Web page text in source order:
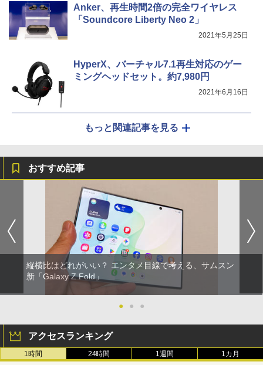
Anker、再生時間2倍の完全ワイヤレス
「Soundcore Liberty Neo 2」
2021年5月25日
HyperX、バーチャル7.1再生対応のゲー
ミングヘッドセット。約7,980円
2021年6月16日
もっと関連記事を見る
おすすめ記事
縦横比はどれがいい？ エンタメ目線で考える、サムスン
新「Galaxy Z Fold」
● ● ●
アクセスランキング
1時間 24時間 1週間 1カ月